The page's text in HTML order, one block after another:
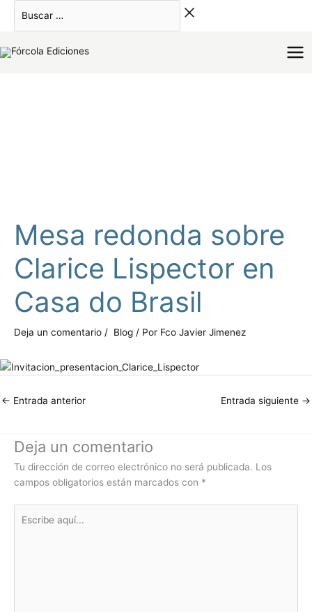
Mesa redonda sobre
Clarice Lispector en
Casa do Brasil
Deja un comentario / Blog / Por Fco Javier Jimenez
← Entrada anterior Entrada siguiente →
Deja un comentario
Tu dirección de correo electrónico no será publicada. Los
campos obligatorios están marcados con *
aquí...